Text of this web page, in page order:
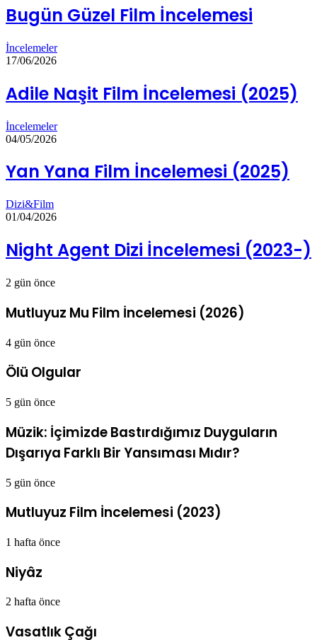
Bugün Güzel Film İncelemesi
İncelemeler
17/06/2026
Adile Naşit Film İncelemesi (2025)
İncelemeler
04/05/2026
Yan Yana Film İncelemesi (2025)
Dizi&Film
01/04/2026
Night Agent Dizi İncelemesi (2023-)
2 gün önce
Mutluyuz Mu Film İncelemesi (2026)
4 gün önce
Ölü Olgular
5 gün önce
Müzik: İçimizde Bastırdığımız Duyguların
Dışarıya Farklı Bir Yansıması Mıdır?
5 gün önce
Mutluyuz Film İncelemesi (2023)
1 hafta önce
Niyâz
2 hafta önce
Vasatlık Çağı